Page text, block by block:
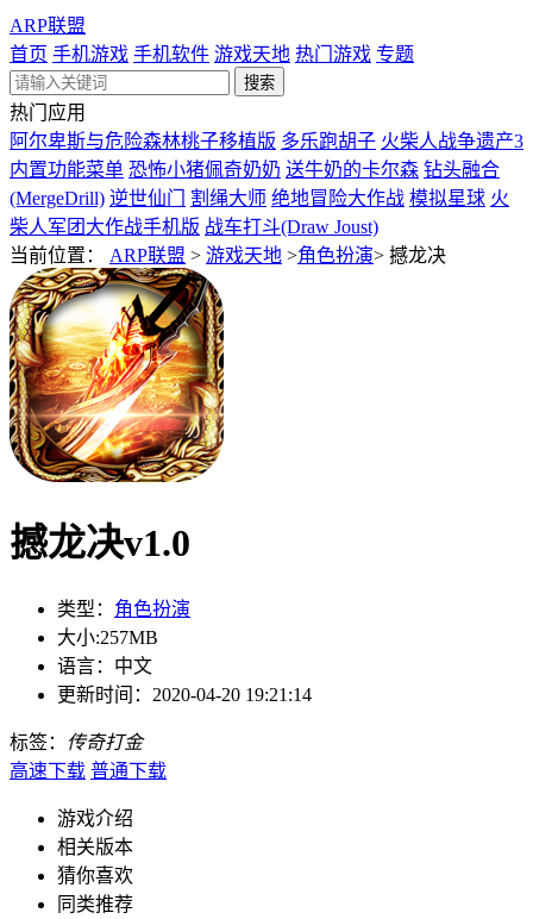
ARP联盟
首页 手机游戏 手机软件 游戏天地 热门游戏 专题
热门应用
阿尔卑斯与危险森林桃子移植版 多乐跑胡子 火柴人战争遗产3
内置功能菜单 恐怖小猪佩奇奶奶 送牛奶的卡尔森 钻头融合
(MergeDrill) 逆世仙门 割绳大师 绝地冒险大作战 模拟星球 火
柴人军团大作战手机版 战车打斗(Draw Joust)
当前位置： ARP联盟 > 游戏天地 >角色扮演> 撼龙决
撼龙决v1.0
类型： 角色扮演
大小:257MB
语言： 中文
更新时间： 2020-04-20 19:21:14
标签： 传奇打金
高速下载 普通下载
游戏介绍
相关版本
猜你喜欢
同类推荐